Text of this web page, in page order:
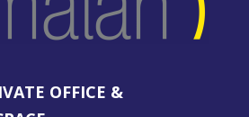
OFFICE &